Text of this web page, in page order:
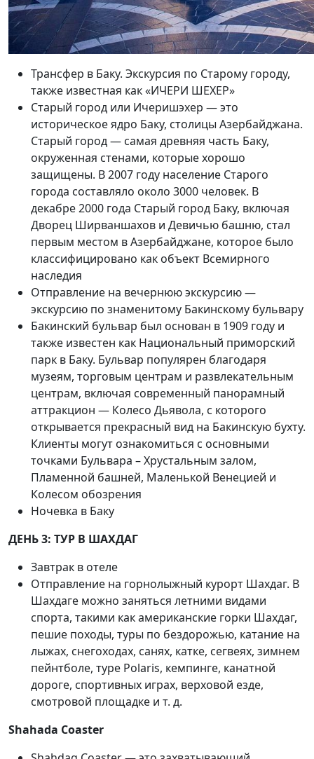
Трансфер в Баку. Экскурсия по Старому городу,
также известная как «ИЧЕРИ ШЕХЕР»
Старый город или Ичеришэхер — это
историческое ядро ​​Баку, столицы Азербайджана.
Старый город — самая древняя часть Баку,
окруженная стенами, которые хорошо
защищены. В 2007 году население Старого
города составляло около 3000 человек. В
декабре 2000 года Старый город Баку, включая
Дворец Ширваншахов и Девичью башню, стал
первым местом в Азербайджане, которое было
классифицировано как объект Всемирного
наследия
Отправление на вечернюю экскурсию —
экскурсию по знаменитому Бакинскому бульвару
Бакинский бульвар был основан в 1909 году и
также известен как Национальный приморский
парк в Баку. Бульвар популярен благодаря
музеям, торговым центрам и развлекательным
центрам, включая современный панорамный
аттракцион — Колесо Дьявола, с которого
открывается прекрасный вид на Бакинскую бухту.
Клиенты могут ознакомиться с основными
точками Бульвара – Хрустальным залом,
Пламенной башней, Маленькой Венецией и
Колесом обозрения
Ночевка в Баку
ДЕНЬ 3: ТУР В ШАХДАГ
Завтрак в отеле
Отправление на горнолыжный курорт Шахдаг. В
Шахдаге можно заняться летними видами
спорта, такими как американские горки Шахдаг,
пешие походы, туры по бездорожью, катание на
лыжах, снегоходах, санях, катке, сегвеях, зимнем
пейнтболе, туре Polaris, кемпинге, канатной
дороге, спортивных играх, верховой езде,
смотровой площадке и т. д.
Shahada Coaster